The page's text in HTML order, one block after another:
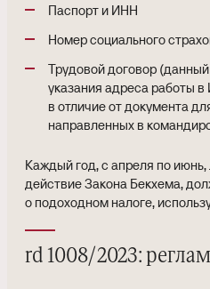
Паспорт и ИНН
Номер социального
Трудовой договор
указания адреса работы
в отличие от документа
направленных в
Каждый год, с апреля по
действие Закона Бекхема,
о подоходном налоге,
rd 1008/2023: